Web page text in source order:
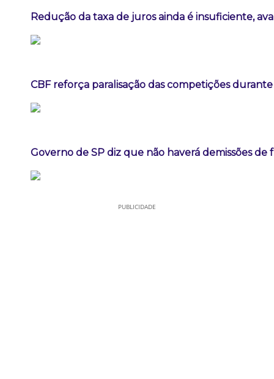
Redução da taxa de juros ainda é insuficiente,
CBF reforça paralisação das competições
Governo de SP diz que não haverá demissões de
PUBLICIDADE